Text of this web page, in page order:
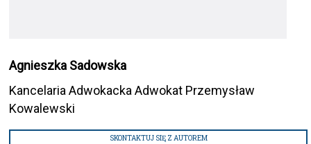
Agnieszka Sadowska
Kancelaria Adwokacka Adwokat Przemysław
Kowalewski
SKONTAKTUJ SIĘ Z AUTOREM